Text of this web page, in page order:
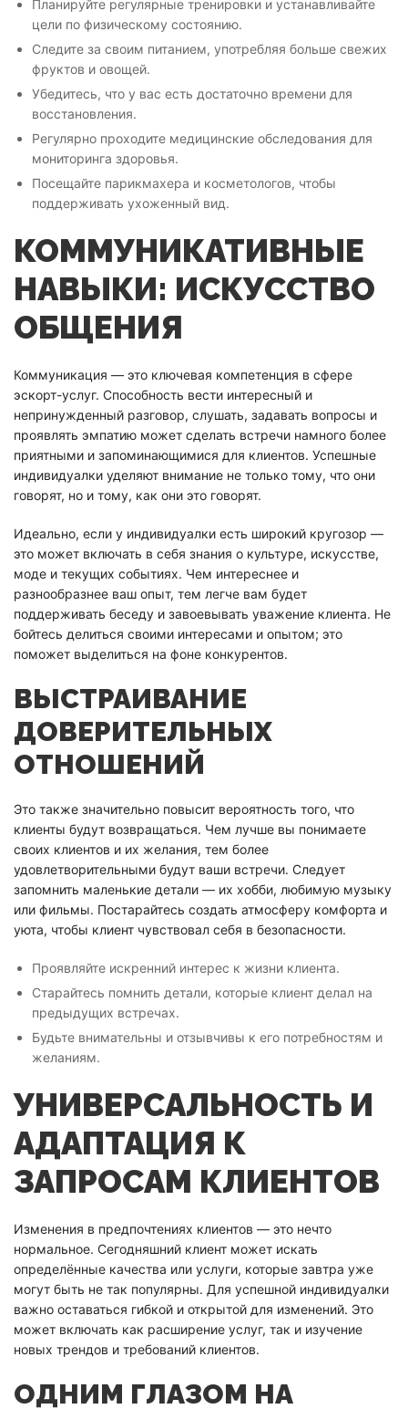
Планируйте регулярные тренировки и устанавливайте
цели по физическому состоянию.
Следите за своим питанием, употребляя больше свежих
фруктов и овощей.
Убедитесь, что у вас есть достаточно времени для
восстановления.
Регулярно проходите медицинские обследования для
мониторинга здоровья.
Посещайте парикмахера и косметологов, чтобы
поддерживать ухоженный вид.
КОММУНИКАТИВНЫЕ
НАВЫКИ: ИСКУССТВО
ОБЩЕНИЯ
Коммуникация — это ключевая компетенция в сфере
эскорт-услуг. Способность вести интересный и
непринужденный разговор, слушать, задавать вопросы и
проявлять эмпатию может сделать встречи намного более
приятными и запоминающимися для клиентов. Успешные
индивидуалки уделяют внимание не только тому, что они
говорят, но и тому, как они это говорят.
Идеально, если у индивидуалки есть широкий кругозор —
это может включать в себя знания о культуре, искусстве,
моде и текущих событиях. Чем интереснее и
разнообразнее ваш опыт, тем легче вам будет
поддерживать беседу и завоевывать уважение клиента. Не
бойтесь делиться своими интересами и опытом; это
поможет выделиться на фоне конкурентов.
ВЫСТРАИВАНИЕ
ДОВЕРИТЕЛЬНЫХ
ОТНОШЕНИЙ
Это также значительно повысит вероятность того, что
клиенты будут возвращаться. Чем лучше вы понимаете
своих клиентов и их желания, тем более
удовлетворительными будут ваши встречи. Следует
запомнить маленькие детали — их хобби, любимую музыку
или фильмы. Постарайтесь создать атмосферу комфорта и
уюта, чтобы клиент чувствовал себя в безопасности.
Проявляйте искренний интерес к жизни клиента.
Старайтесь помнить детали, которые клиент делал на
предыдущих встречах.
Будьте внимательны и отзывчивы к его потребностям и
желаниям.
УНИВЕРСАЛЬНОСТЬ И
АДАПТАЦИЯ К
ЗАПРОСАМ КЛИЕНТОВ
Изменения в предпочтениях клиентов — это нечто
нормальное. Сегодняшний клиент может искать
определённые качества или услуги, которые завтра уже
могут быть не так популярны. Для успешной индивидуалки
важно оставаться гибкой и открытой для изменений. Это
может включать как расширение услуг, так и изучение
новых трендов и требований клиентов.
ОДНИМ ГЛАЗОМ НА